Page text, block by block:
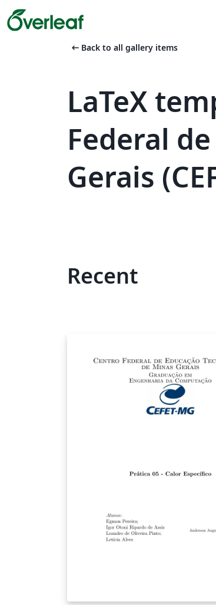
arrow_left_alt Back to all gallery items
LaTeX
Federal
Gerais
Recent